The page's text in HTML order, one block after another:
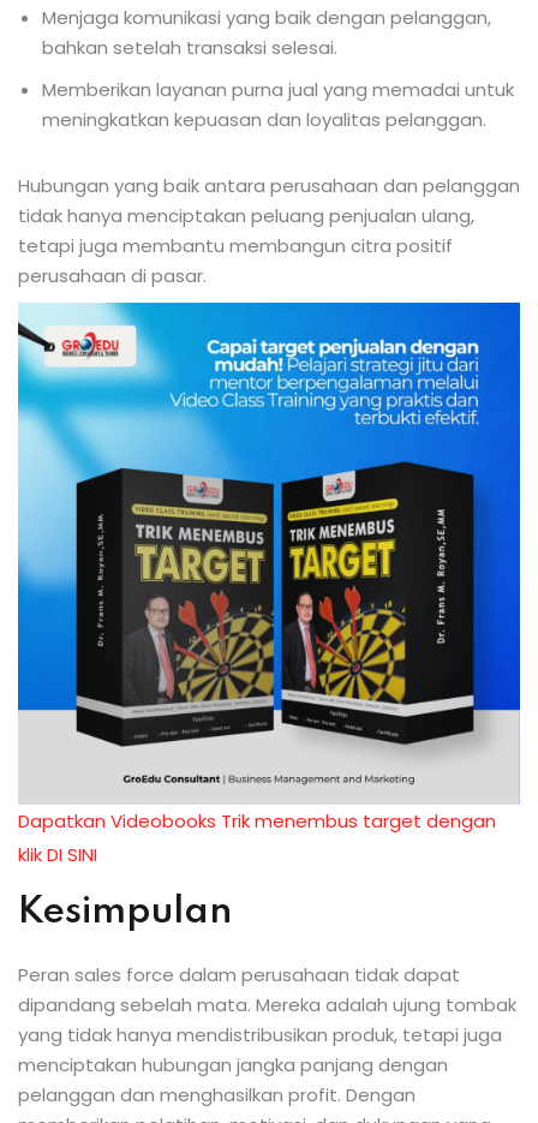
Menjaga komunikasi yang baik dengan pelanggan,
bahkan setelah transaksi selesai.
Memberikan layanan purna jual yang memadai untuk
meningkatkan kepuasan dan loyalitas pelanggan.
Hubungan yang baik antara perusahaan dan pelanggan
tidak hanya menciptakan peluang penjualan ulang,
tetapi juga membantu membangun citra positif
perusahaan di pasar.
Dapatkan Videobooks Trik menembus target dengan
klik DI SINI
Kesimpulan
Peran sales force dalam perusahaan tidak dapat
dipandang sebelah mata. Mereka adalah ujung tombak
yang tidak hanya mendistribusikan produk, tetapi juga
menciptakan hubungan jangka panjang dengan
pelanggan dan menghasilkan profit. Dengan